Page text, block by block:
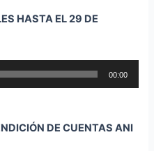
HASTA EL 29 DE
00:00
DE CUENTAS ANI